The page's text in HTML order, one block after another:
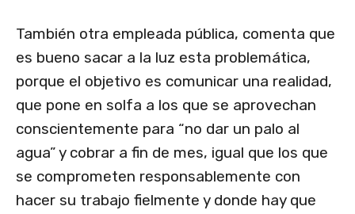
También otra empleada pública, comenta que
es bueno sacar a la luz esta problemática,
porque el objetivo es comunicar una realidad,
que pone en solfa a los que se aprovechan
conscientemente para “no dar un palo al
agua” y cobrar a fin de mes, igual que los que
se comprometen responsablemente con
hacer su trabajo fielmente y donde hay que